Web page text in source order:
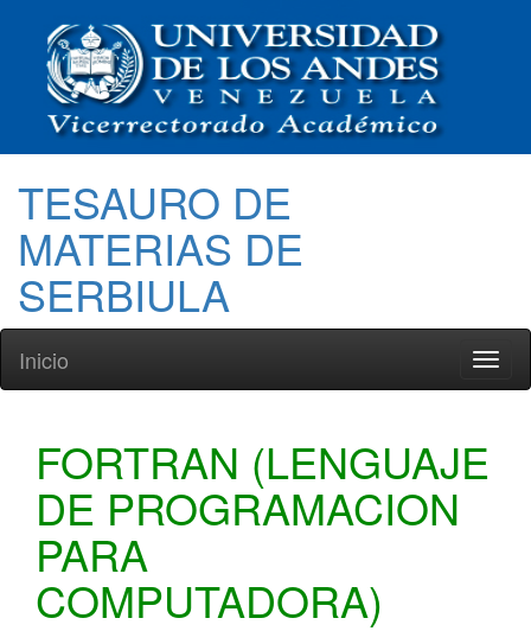
TESAURO DE
MATERIAS DE
SERBIULA
Inicio
FORTRAN (LENGUAJE
DE PROGRAMACION
PARA
COMPUTADORA)